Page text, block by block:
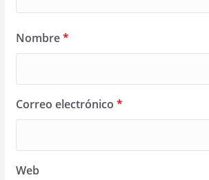
Nombre*
Correo electrónico *
Web